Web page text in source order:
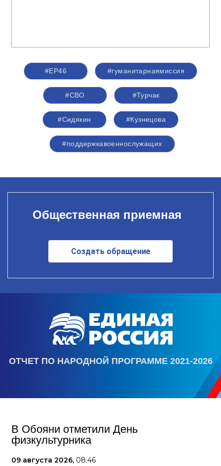
#ЕР46 #гуманитарнаямиссия
#СВО #Турчак
#Сидякин #Кузнецова
#поддержкавоеннослужащих
Общественная приемная
Создать обращение
ОТЧЕТ ПО НАРОДНОЙ ПРОГРАММЕ 2021-2026
В Обояни отметили День
физкультурника
09 августа 2026, 08:46